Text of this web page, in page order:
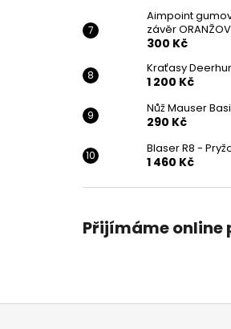
Aimpoint
závěr
300 Kč
Kraťasy
1 200 Kč
Nůž Mauser
290 Kč
Blaser R8 -
1 460 Kč
Přijímáme online
Z